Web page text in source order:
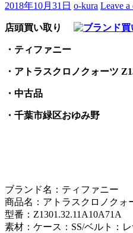
2018年10月31日 o-kura Leave a
店頭買い取り
・ティファニー
・アトラスクロノクォーツ
・中古品
・千葉市緑区おゆみ野
ブランド名：ティファニー
商品名：アトラスクロノクォ
型番：Z1301.32.11A10A71A
素材：ケース：SS/ベルト：